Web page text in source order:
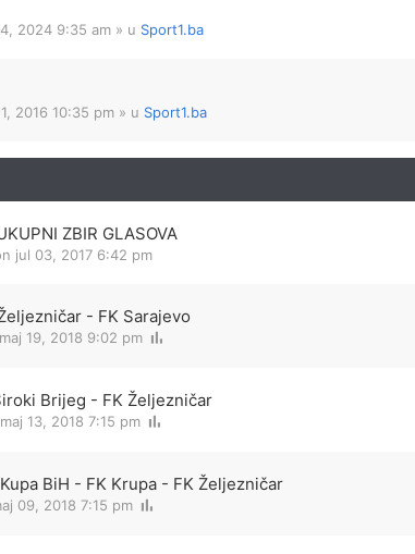
2024 9:35 am » u Sport1.ba
2016 10:35 pm » u Sport1.ba
ZBIR GLASOVA
jul 03, 2017 6:42 pm
- FK Sarajevo
19, 2018 9:02 pm
Brijeg - FK Željezničar
13, 2018 7:15 pm
BiH - FK Krupa - FK Željezničar
09, 2018 7:15 pm